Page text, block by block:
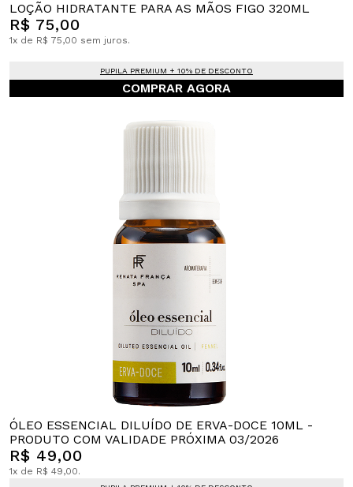
LOÇÃO HIDRATANTE PARA AS MÃOS FIGO 320ML
R$ 75,00
1x de R$ 75,00 sem juros.
PUPILA PREMIUM + 10% DE DESCONTO
COMPRAR AGORA
ÓLEO ESSENCIAL DILUÍDO DE ERVA-DOCE 10ML -
PRODUTO COM VALIDADE PRÓXIMA 03/2026
R$ 49,00
1x de R$ 49,00.